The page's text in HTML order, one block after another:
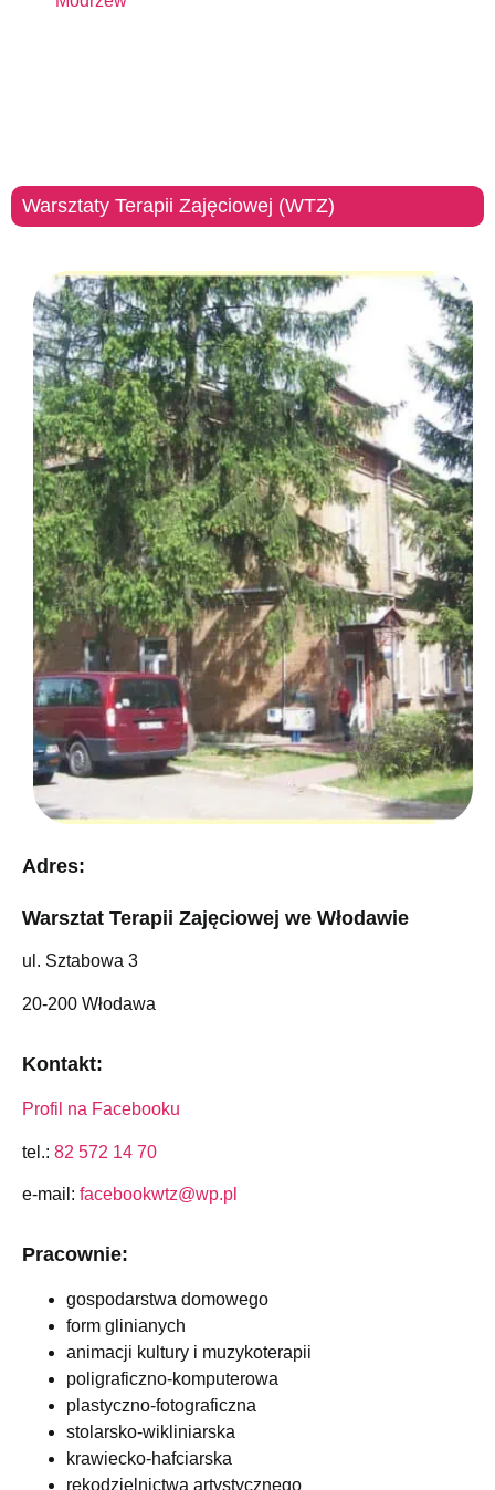
Warsztaty Terapii Zajęciowej (WTZ)
Adres:
Warsztat Terapii Zajęciowej we Włodawie
ul. Sztabowa 3
20-200 Włodawa
Kontakt:
Profil na Facebooku
tel.: 82 572 14 70
e-mail: facebookwtz@wp.pl
Pracownie:
gospodarstwa domowego
form glinianych
animacji kultury i muzykoterapii
poligraficzno-komputerowa
plastyczno-fotograficzna
stolarsko-wikliniarska
krawiecko-hafciarska
rękodzielnictwa artystycznego